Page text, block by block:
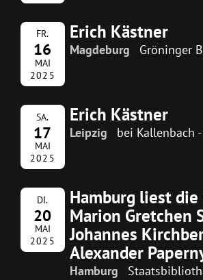
FR.
16
MAI
2025
Erich Kästner
Magdeburg Gröninger
SA.
17
MAI
2025
Erich Kästner
Leipzig bei Kallenbach
DI.
20
MAI
2025
Hamburg liest die
Marion Gretchen
Johannes
Alexander
Hamburg